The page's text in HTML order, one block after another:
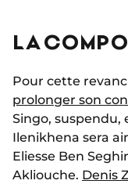
LA
Pour cette
prolonger son
Singo, suspendu,
Ilenikhena sera
Eliesse Ben
Akliouche. Denis